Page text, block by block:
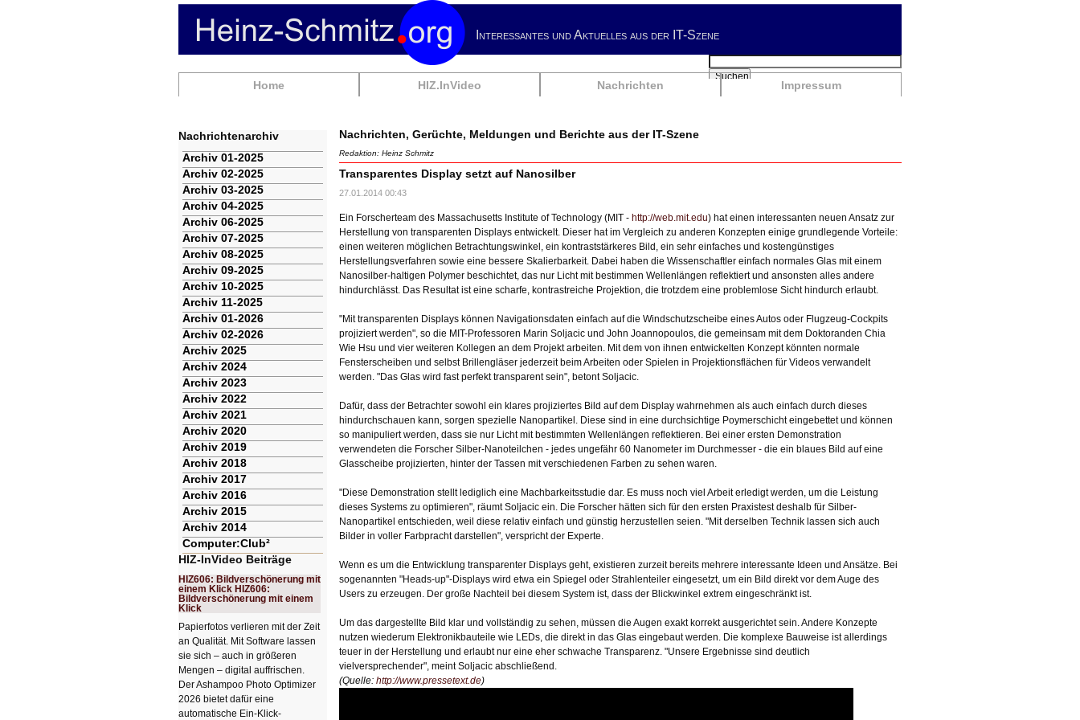
Interessantes und Aktuelles aus der IT-Szene
Navigation
Home HIZ.InVideo Nachrichten Impressum
Suchbegriffe
Suchen
Nachrichten, Gerüchte, Meldungen und Berichte aus der IT-Szene
Redaktion: Heinz Schmitz
Transparentes Display setzt auf Nanosilber
27.01.2014 00:43
Ein Forscherteam des Massachusetts Institute of Technology (MIT - http://web.mit.edu) hat einen interessanten neuen Ansatz zur
Herstellung von transparenten Displays entwickelt. Dieser hat im Vergleich zu anderen Konzepten einige grundlegende Vorteile:
einen weiteren möglichen Betrachtungswinkel, ein kontraststärkeres Bild, ein sehr einfaches und kostengünstiges
Herstellungsverfahren sowie eine bessere Skalierbarkeit. Dabei haben die Wissenschaftler einfach normales Glas mit einem
Nanosilber-haltigen Polymer beschichtet, das nur Licht mit bestimmen Wellenlängen reflektiert und ansonsten alles andere
hindurchlässt. Das Resultat ist eine scharfe, kontrastreiche Projektion, die trotzdem eine problemlose Sicht hindurch erlaubt.
"Mit transparenten Displays können Navigationsdaten einfach auf die Windschutzscheibe eines Autos oder Flugzeug-Cockpits
projiziert werden", so die MIT-Professoren Marin Soljacic und John Joannopoulos, die gemeinsam mit dem Doktoranden Chia
Wie Hsu und vier weiteren Kollegen an dem Projekt arbeiten. Mit dem von ihnen entwickelten Konzept könnten normale
Fensterscheiben und selbst Brillengläser jederzeit beim Arbeiten oder Spielen in Projektionsflächen für Videos verwandelt
werden. "Das Glas wird fast perfekt transparent sein", betont Soljacic.
Dafür, dass der Betrachter sowohl ein klares projiziertes Bild auf dem Display wahrnehmen als auch einfach durch dieses
hindurchschauen kann, sorgen spezielle Nanopartikel. Diese sind in eine durchsichtige Poymerschicht eingebettet und können
so manipuliert werden, dass sie nur Licht mit bestimmten Wellenlängen reflektieren. Bei einer ersten Demonstration
verwendeten die Forscher Silber-Nanoteilchen - jedes ungefähr 60 Nanometer im Durchmesser - die ein blaues Bild auf eine
Glasscheibe projizierten, hinter der Tassen mit verschiedenen Farben zu sehen waren.
"Diese Demonstration stellt lediglich eine Machbarkeitsstudie dar. Es muss noch viel Arbeit erledigt werden, um die Leistung
dieses Systems zu optimieren", räumt Soljacic ein. Die Forscher hätten sich für den ersten Praxistest deshalb für Silber-
Nanopartikel entschieden, weil diese relativ einfach und günstig herzustellen seien. "Mit derselben Technik lassen sich auch
Bilder in voller Farbpracht darstellen", verspricht der Experte.
Wenn es um die Entwicklung transparenter Displays geht, existieren zurzeit bereits mehrere interessante Ideen und Ansätze. Bei
sogenannten "Heads-up"-Displays wird etwa ein Spiegel oder Strahlenteiler eingesetzt, um ein Bild direkt vor dem Auge des
Users zu erzeugen. Der große Nachteil bei diesem System ist, dass der Blickwinkel extrem eingeschränkt ist.
Um das dargestellte Bild klar und vollständig zu sehen, müssen die Augen exakt korrekt ausgerichtet sein. Andere Konzepte
nutzen wiederum Elektronikbauteile wie LEDs, die direkt in das Glas eingebaut werden. Die komplexe Bauweise ist allerdings
teuer in der Herstellung und erlaubt nur eine eher schwache Transparenz. "Unsere Ergebnisse sind deutlich
vielversprechender", meint Soljacic abschließend.
(Quelle: http://www.pressetext.de)
Nachrichtenarchiv
Navigation
überspringen
Archiv 01-2025
Archiv 02-2025
Archiv 03-2025
Archiv 04-2025
Archiv 06-2025
Archiv 07-2025
Archiv 08-2025
Archiv 09-2025
Archiv 10-2025
Archiv 11-2025
Archiv 01-2026
Archiv 02-2026
Archiv 2025
Archiv 2024
Archiv 2023
Archiv 2022
Archiv 2021
Archiv 2020
Archiv 2019
Archiv 2018
Archiv 2017
Archiv 2016
Archiv 2015
Archiv 2014
Computer:Club²
HIZ-InVideo Beiträge
HIZ606: Bildverschönerung mit
einem Klick HIZ606:
Bildverschönerung mit einem
Klick
Papierfotos verlieren mit der Zeit
an Qualität. Mit Software lassen
sie sich – auch in größeren
Mengen – digital auffrischen.
Der Ashampoo Photo Optimizer
2026 bietet dafür eine
automatische Ein-Klick-